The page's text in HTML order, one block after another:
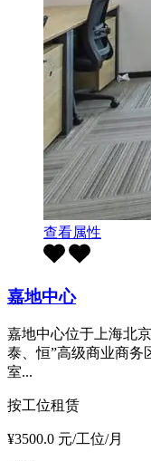
查看属性
嘉地中心
嘉地中心位于上海北
泰、恒”高级商业商务
室...
按工位租赁
¥3500.0 元/工位/月